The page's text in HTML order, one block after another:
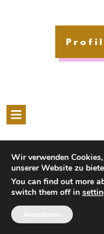
Profil
Wir verwenden
unserer Website zu
You can find out more
switch them off in
Akzeptieren